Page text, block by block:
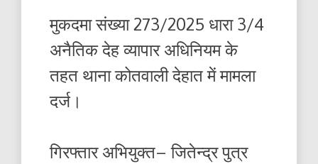
मुकदमा संख्या 273/2025 धारा 3/4
अनैतिक देह व्यापार अधिनियम के
तहत थाना कोतवाली देहात में मामला
दर्ज।
गिरफ्तार अभियुक्त– जितेन्द्र पुत्र